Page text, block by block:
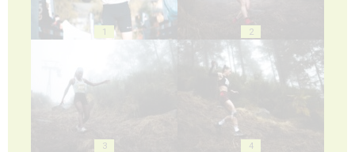
1 2
3 4